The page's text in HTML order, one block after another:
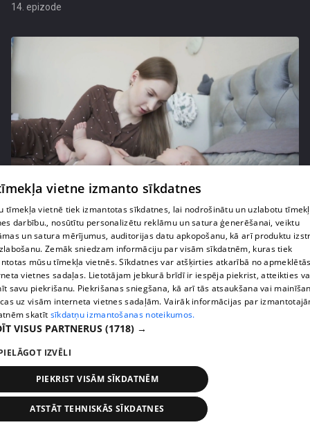
14. epizode
pirms 2 mēnešiem, 4 nedēļām
Kāpēc daudzas mammas pārtrauc zīdīšanu
pirmajos mēnešos?
14. epizode
vietne izmanto sīkdatnes
tīmekļa vietnē tiek izmantotas sīkdatnes, lai nodrošinātu un uzlabotu
darbību., nosūtītu personalizētu reklāmu un satura ģenerēšanai, veiktu
un satura mērījumus, auditorijas datu apkopošanu, kā arī produktu
Zemāk sniedzam informāciju par visām sīkdatnēm, kuras tiek
mūsu tīmekļa vietnēs. Sīkdatnes var atšķirties atkarībā no
vietnes sadaļas. Lietotājam jebkurā brīdī ir iespēja piekrist, atteikties
savu piekrišanu. Piekrišanas sniegšana, kā arī tās atsaukšana vai
uz visām interneta vietnes sadaļām. Vairāk informācijas par
skatīt sīkdatņu izmantošanas noteikumos.
VISUS PARTNERUS (1718) →
IZVĒLI
PIEKRIST VISĀM SĪKDATNĒM
ATSTĀT TEHNISKĀS SĪKDATNES